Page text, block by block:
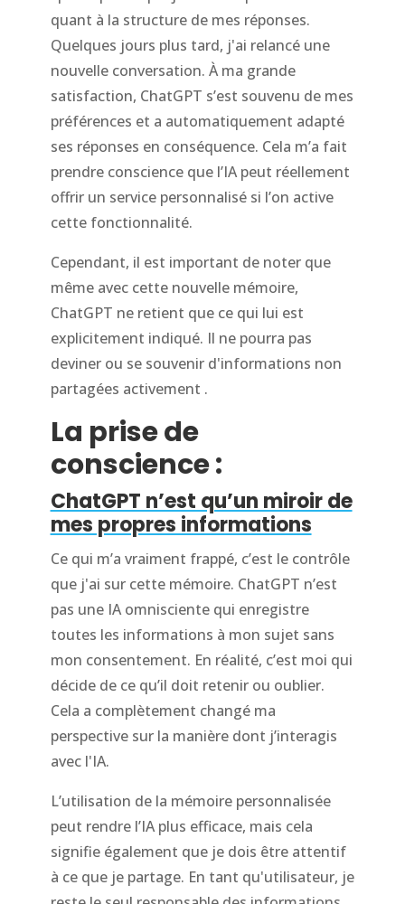
quant à la structure de mes réponses.
Quelques jours plus tard, j'ai relancé une
nouvelle conversation. À ma grande
satisfaction, ChatGPT s’est souvenu de mes
préférences et a automatiquement adapté
ses réponses en conséquence. Cela m’a fait
prendre conscience que l’IA peut réellement
offrir un service personnalisé si l’on active
cette fonctionnalité.
Cependant, il est important de noter que
même avec cette nouvelle mémoire,
ChatGPT ne retient que ce qui lui est
explicitement indiqué. Il ne pourra pas
deviner ou se souvenir d'informations non
partagées activement .
La prise de
conscience :
ChatGPT n’est qu’un miroir de
mes propres informations
Ce qui m’a vraiment frappé, c’est le contrôle
que j'ai sur cette mémoire. ChatGPT n’est
pas une IA omnisciente qui enregistre
toutes les informations à mon sujet sans
mon consentement. En réalité, c’est moi qui
décide de ce qu’il doit retenir ou oublier.
Cela a complètement changé ma
perspective sur la manière dont j’interagis
avec l'IA.
L’utilisation de la mémoire personnalisée
peut rendre l’IA plus efficace, mais cela
signifie également que je dois être attentif
à ce que je partage. En tant qu'utilisateur, je